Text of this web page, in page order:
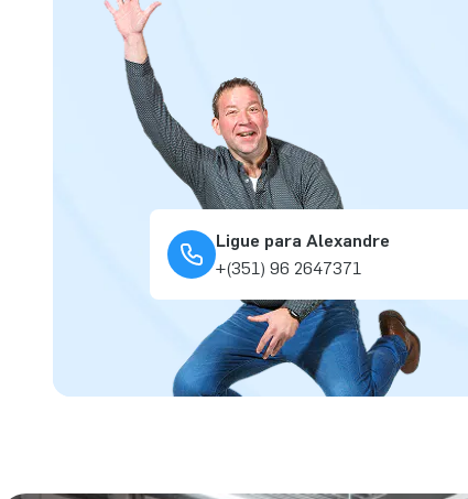
Ligue para Alexandre
+(351) 96 2647371